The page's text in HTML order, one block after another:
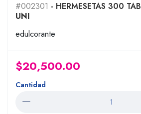
#002301 - HERMESETAS 300 TAB
UNI
edulcorante
$20,500.00
Cantidad